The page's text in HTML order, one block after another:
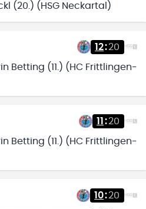
(20.) (HSG Neckartal)
12:20
Betting (11.) (HC Frittlingen-
11 :20
Betting (11.) (HC Frittlingen-
10:20